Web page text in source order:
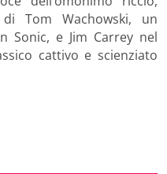
Tom Wachowski, un
Sonic, e Jim Carrey nel
cattivo e scienziato